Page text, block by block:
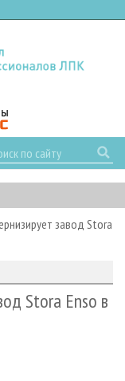
завод Stora
Stora Enso в